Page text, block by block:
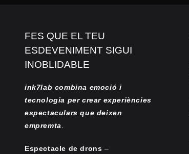
FES QUE EL TEU
ESDEVENIMENT SIGUI
INOBLIDABLE
ink7lab combina emoció i
tecnologia per crear experiències
espectaculars que deixen
empremta
Espectacle de drons –